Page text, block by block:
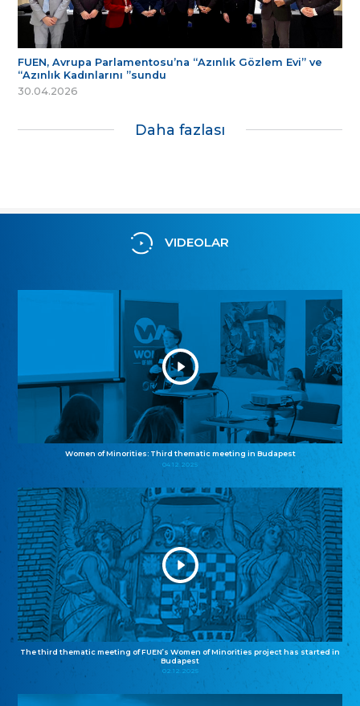
FUEN, Avrupa Parlamentosu’na “Azınlık Gözlem Evi” ve
“Azınlık Kadınlarını ”sundu
30.04.2026
Daha fazlası
VIDEOLAR
Women of Minorities: Third thematic meeting in Budapest
04.12.2025
The third thematic meeting of FUEN’s Women of Minorities project has started in
Budapest
02.12.2025